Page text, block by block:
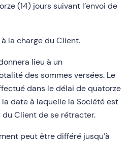
(14) jours suivant l’envoi de
la charge du Client.
lieu à un
des sommes versées. Le
dans le délai de quatorze
date à laquelle la Société est
Client de se rétracter.
peut être différé jusqu’à